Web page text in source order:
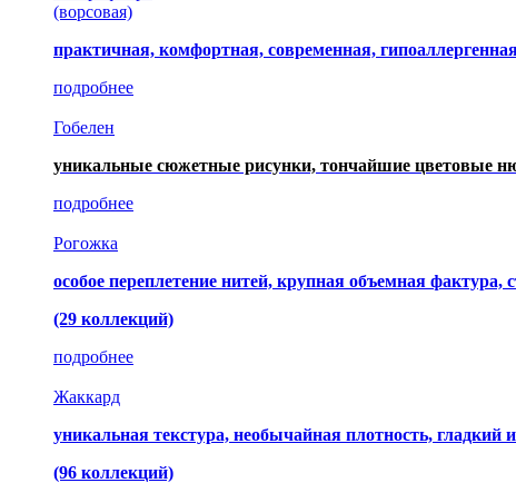
(ворсовая)
практичная, комфортная, современная,
подробнее
Гобелен
уникальные сюжетные рисунки, тончайшие цветовые
подробнее
Рогожка
особое переплетение нитей, крупная объемная фактура,
(29 коллекций)
подробнее
Жаккард
уникальная текстура, необычайная плотность,
(96 коллекций)